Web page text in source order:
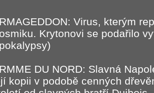
Virus, kterým
Krytonovi se podařilo
DU NORD: Slavná
kopii v podobě cenných